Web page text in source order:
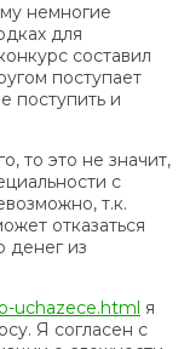
немногие
для
составил
поступает
поступить и
то это не значит,
с
т.к.
отказаться
денег из
uchazece.html я
Я согласен с